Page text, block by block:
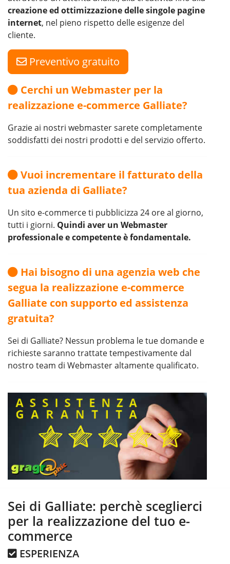
creazione ed ottimizzazione delle singole pagine
internet, nel pieno rispetto delle esigenze del
cliente.
Preventivo gratuito
Cerchi un Webmaster per la
realizzazione e-commerce Galliate?
Grazie ai nostri webmaster sarete completamente
soddisfatti dei nostri prodotti e del servizio offerto.
Vuoi incrementare il fatturato della
tua azienda di Galliate?
Un sito e-commerce ti pubblicizza 24 ore al giorno,
tutti i giorni. Quindi aver un Webmaster
professionale e competente è fondamentale.
Hai bisogno di una agenzia web che
segua la realizzazione e-commerce
Galliate con supporto ed assistenza
gratuita?
Sei di Galliate? Nessun problema le tue domande e
richieste saranno trattate tempestivamente dal
nostro team di Webmaster altamente qualificato.
Sei di Galliate: perchè sceglierci
per la realizzazione del tuo e-
commerce
ESPERIENZA